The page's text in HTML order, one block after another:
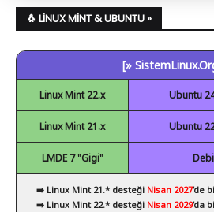
✔ NetBeans
✔ Visual Studio Code
🐧 LINUX MINT & UBUNTU »
[»
Linux Mint 22.x Ubuntu
Linux Mint 21.x Ubuntu
LMDE 7 "Gigi"
➡️ Linux Mint 21.* desteği Nisan 2027’de
➡️ Linux Mint 22.* desteği Nisan 2029’da